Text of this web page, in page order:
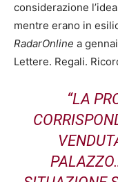
considerazione
mentre erano in
RadarOnline a
Lettere. Regali.
“LA